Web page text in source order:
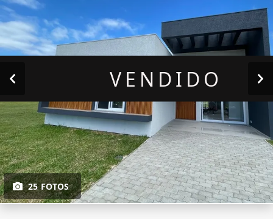
25 FOTOS
VENDIDO